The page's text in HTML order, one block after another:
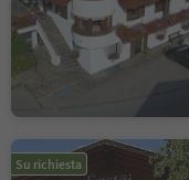
Su richiesta